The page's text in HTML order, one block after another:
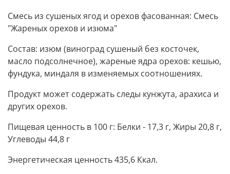
Смесь из сушеных ягод и орехов фасованная: Смесь
"Жареных орехов и изюма"
Состав: изюм (виноград сушеный без косточек,
масло подсолнечное), жареные ядра орехов: кешью,
фундука, миндаля в изменяемых соотношениях.
Продукт может содержать следы кунжута, арахиса и
других орехов.
Пищевая ценность в 100 г: Белки - 17,3 г, Жиры 20,8 г,
Углеводы 44,8 г
Энергетическая ценность 435,6 Ккал.